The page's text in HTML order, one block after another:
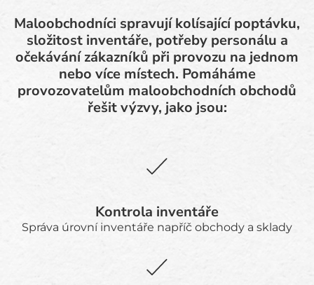
Maloobchodníci spravují kolísající poptávku,
složitost inventáře, potřeby personálu a
očekávání zákazníků při provozu na jednom
nebo více místech. Pomáháme
provozovatelům maloobchodních obchodů
řešit výzvy, jako jsou:
Kontrola inventáře
Správa úrovní inventáře napříč obchody a sklady